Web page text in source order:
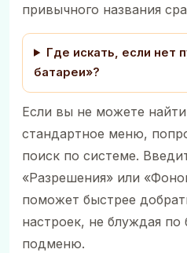
привычного названия
Где искать, если нет
батареи»?
Если вы не можете
стандартное меню,
поиск по системе.
«Разрешения» или
поможет быстрее
настроек, не блуждая по
подменю.